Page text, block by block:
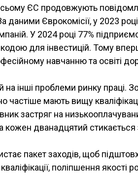
ЄС продовжують
даними Єврокомісії, у 2023
У 2024 році 77%
для інвестицій. Тому
навчанню та освіті
на інші проблеми ринку праці.
частіше мають вищу
застряг на
кожен дванадцятий стикається
пакет заходів, щоб
поліпшення якості